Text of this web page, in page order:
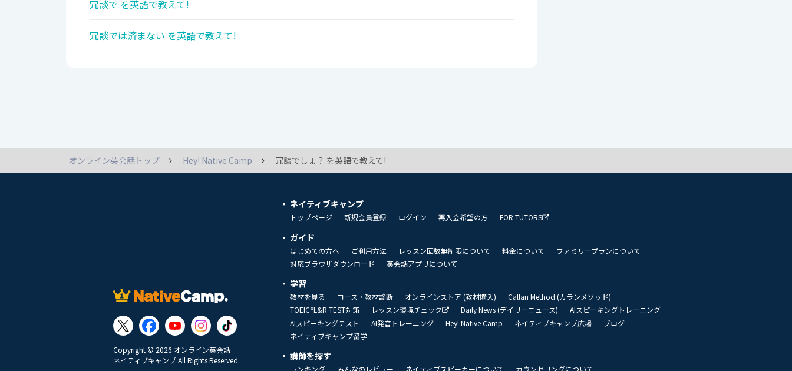
冗談で を英語で教えて!
冗談では済まない を英語で教えて!
オンライン英会話トップ Hey! Native Camp 冗談でしょ？ を英語で教えて!
Copyright © 2026 オンライン英会話
ネイティブキャンプ All Rights Reserved.
ネイティブキャンプ
トップページ 新規会員登録 ログイン 再入会希望の方 FOR TUTORS
ガイド
はじめての方へ ご利用方法 レッスン回数無制限について 料金について
ファミリープランについて
対応ブラウザダウンロード
英会話アプリについて
学習
教材を見る コース・教材診断 オンラインストア (教材購入)
Callan Method (カランメソッド)
TOEIC®L&R TEST対策
レッスン環境チェック Daily News (デイリーニュース)
AIスピーキングトレーニング
AIスピーキングテスト
AI発音トレーニング Hey! Native Camp ネイティブキャンプ広場
ブログ
ネイティブキャンプ留学
講師を探す